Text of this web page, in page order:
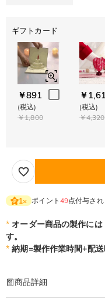
ギフトカード
￥891
(税込)
￥1,800
￥
(税込)
￥4,320
1× ポイント 49点付与さ
* オーダー商品の製作に
す。
* 納期=製作作業時間+配
商品詳細